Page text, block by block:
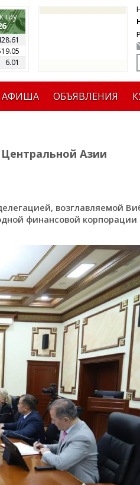
6.01
АФИША ОБЪЯВЛЕНИЯ
Азии
возглавляемой
финансовой корпорации